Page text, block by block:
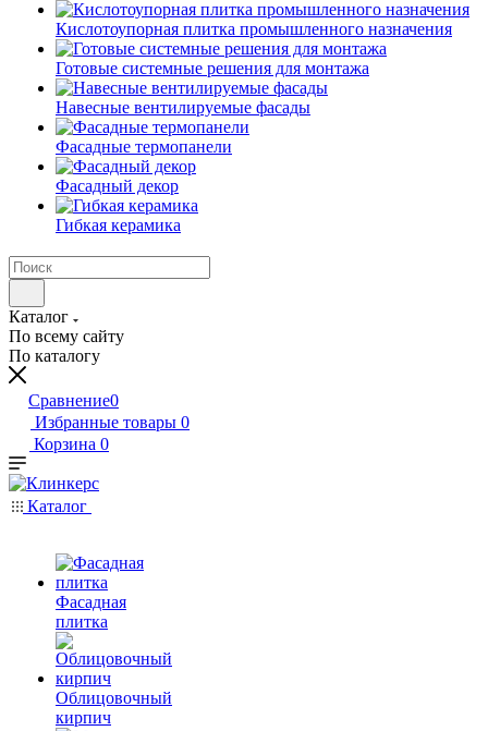
Кислотоупорная плитка промышленного назначения
Готовые системные решения для монтажа
Навесные вентилируемые фасады
Фасадные термопанели
Фасадный декор
Гибкая керамика
Каталог
По всему сайту
По каталогу
Сравнение0
Избранные товары 0
Корзина 0
Каталог
Фасадная
плитка
Облицовочный
кирпич